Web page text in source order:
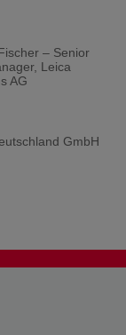
– Senior
Leica
AG
GmbH